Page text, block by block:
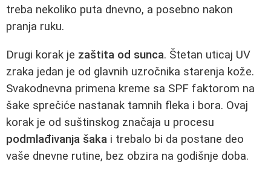
treba nekoliko puta dnevno, a posebno nakon
pranja ruku.
Drugi korak je zaštita od sunca. Štetan uticaj UV
zraka jedan je od glavnih uzročnika starenja kože.
Svakodnevna primena kreme sa SPF faktorom na
šake sprečiće nastanak tamnih fleka i bora. Ovaj
korak je od suštinskog značaja u procesu
podmlađivanja šaka i trebalo bi da postane deo
vaše dnevne rutine, bez obzira na godišnje doba.